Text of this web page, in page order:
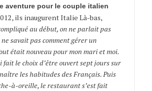
aventure pour le couple italien
ils inaugurent Italie Là-bas,
au début, on ne parlait pas
savait pas comment gérer un
était nouveau pour mon mari et moi.
fait le choix d’être ouvert sept jours sur
les habitudes des Français. Puis
à-oreille, le restaurant s’est fait